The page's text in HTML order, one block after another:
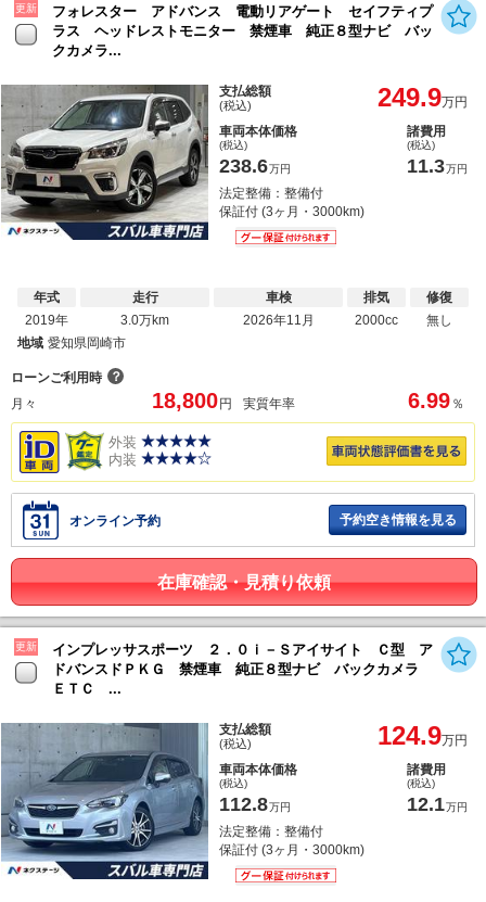
更新
フォレスター アドバンス 電動リアゲート セイフティプ
ラス ヘッドレストモニター 禁煙車 純正８型ナビ バッ
クカメラ...
支払総額
(税込) 249.9万円
車両本体価格
(税込)
238.6万円
諸費用
(税込)
11.3万円
法定整備：整備付
保証付 (3ヶ月・3000km)
年式
2019年
走行
3.0万km
車検
2026年11月
排気
2000cc
修復
無し
地域 愛知県岡崎市
ローンご利用時 ？
月々
18,800 円 実質年率 6.99 ％
外装
内装
オンライン予約 予約空き情報を見る
在庫確認・見積り依頼
更新
インプレッサスポーツ ２．０ｉ－Ｓアイサイト Ｃ型 ア
ドバンスドＰＫＧ 禁煙車 純正８型ナビ バックカメラ
ＥＴＣ ...
支払総額
(税込) 124.9万円
車両本体価格
(税込)
112.8万円
諸費用
(税込)
12.1万円
法定整備：整備付
保証付 (3ヶ月・3000km)